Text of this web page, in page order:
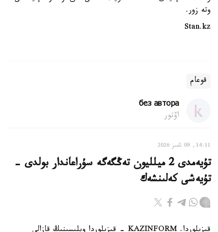
وتە زور.
Stan.kz
قوعام
без автора
اۆتور
14:11, 09 تامىز 2026
تۇيەمدى 2 ميلليون تەڭگەگە سۇراعاندار بولدى -
تۇيەشى كەلىنشەك